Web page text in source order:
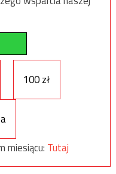
100 zł
miesiącu: Tutaj